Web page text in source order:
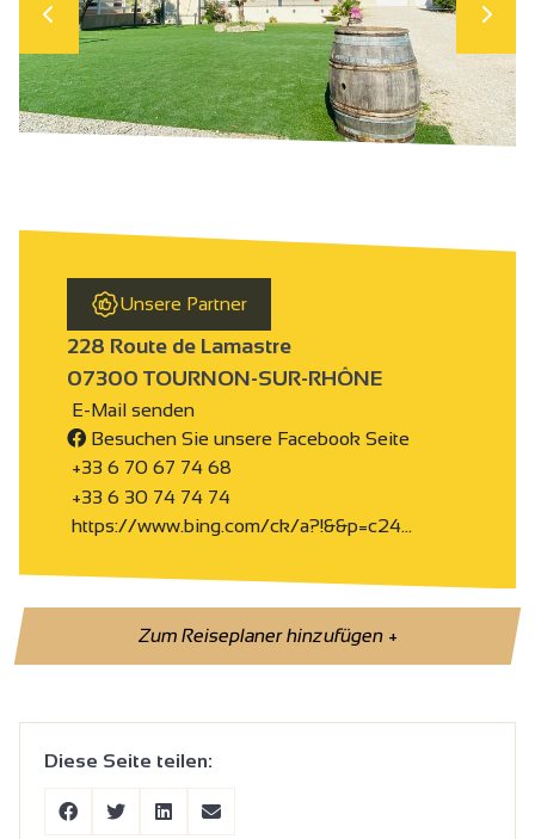
Unsere Partner
228 Route de Lamastre
07300 TOURNON-SUR-RHÔNE
E-Mail senden
Besuchen Sie unsere Facebook Seite
+33 6 70 67 74 68
+33 6 30 74 74 74
https://www.bing.com/ck/a?!&&p=c24…
Zum Reiseplaner hinzufügen+
Diese Seite teilen: